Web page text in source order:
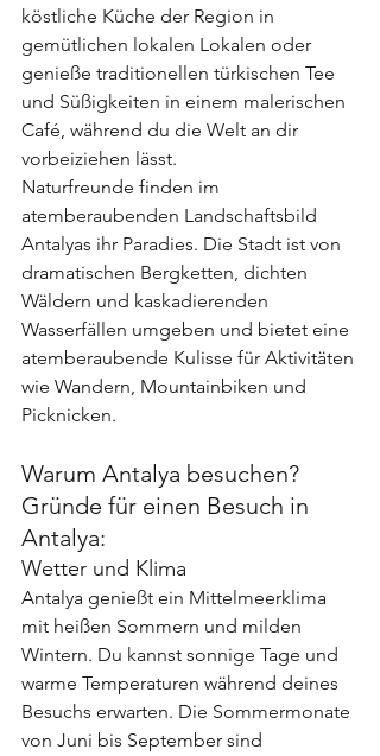
köstliche Küche der Region in
gemütlichen lokalen Lokalen oder
genieße traditionellen türkischen Tee
und Süßigkeiten in einem malerischen
Café, während du die Welt an dir
vorbeiziehen lässt.
Naturfreunde finden im
atemberaubenden Landschaftsbild
Antalyas ihr Paradies. Die Stadt ist von
dramatischen Bergketten, dichten
Wäldern und kaskadierenden
Wasserfällen umgeben und bietet eine
atemberaubende Kulisse für Aktivitäten
wie Wandern, Mountainbiken und
Picknicken.
Warum Antalya besuchen?
Gründe für einen Besuch in
Antalya:
Wetter und Klima
Antalya genießt ein Mittelmeerklima
mit heißen Sommern und milden
Wintern. Du kannst sonnige Tage und
warme Temperaturen während deines
Besuchs erwarten. Die Sommermonate
von Juni bis September sind